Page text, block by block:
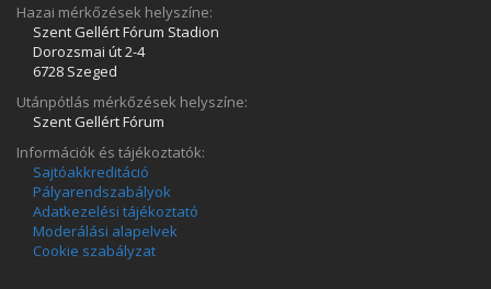
Hazai mérkőzések helyszíne:
Szent Gellért Fórum Stadion
Dorozsmai út 2-4
6728 Szeged
Utánpótlás mérkőzések helyszíne:
Szent Gellért Fórum
Információk és tájékoztatók:
Sajtóakkreditáció
Pályarendszabályok
Adatkezelési tájékoztató
Moderálási alapelvek
Cookie szabályzat